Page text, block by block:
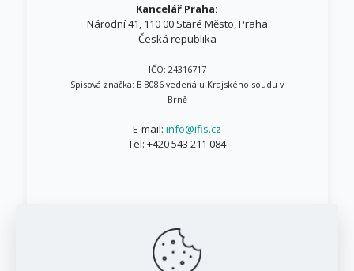
Kancelář Praha:
Národní 41, 110 00 Staré Město, Praha
Česká republika
IČO: 24316717
Spisová značka: B 8086 vedená u Krajského soudu v
Brně
E-mail: info@ifis.cz
Tel: +420 543 211 084